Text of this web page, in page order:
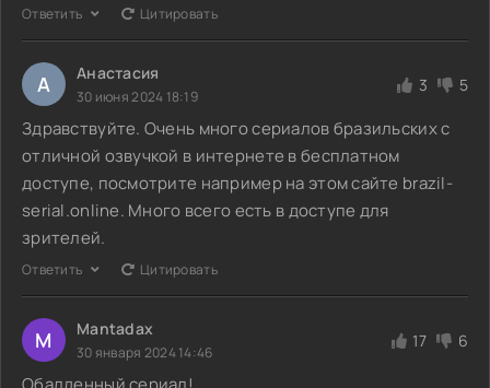
Ответить Цитировать
А Анастасия
30 июня 2024 18:19
3 5
Здравствуйте. Очень много сериалов бразильских с
отличной озвучкой в интернете в бесплатном
доступе, посмотрите например на этом сайте brazil-
serial.online. Много всего есть в доступе для
зрителей.
Ответить Цитировать
M Mantadax
30 января 2024 14:46
17 6